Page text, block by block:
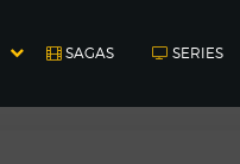
SAGAS SERIES